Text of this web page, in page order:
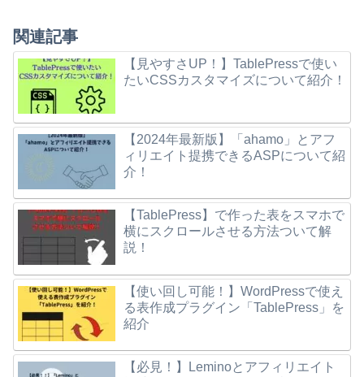
関連記事
【見やすさUP！】TablePressで使い
たいCSSカスタマイズについて紹介！
【2024年最新版】「ahamo」とアフ
ィリエイト提携できるASPについて紹
介！
【TablePress】で作った表をスマホで
横にスクロールさせる方法ついて解
説！
【使い回し可能！】WordPressで使え
る表作成プラグイン「TablePress」を
紹介
【必見！】Leminoとアフィリエイト